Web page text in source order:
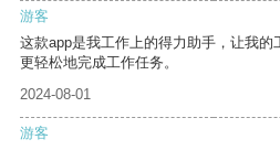
游客
这款app是我工作上的得力助手，让我
更轻松地完成工作任务。
2024-08-01
游客